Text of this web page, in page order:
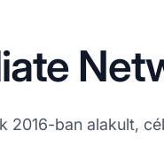
2016-ban alakult,